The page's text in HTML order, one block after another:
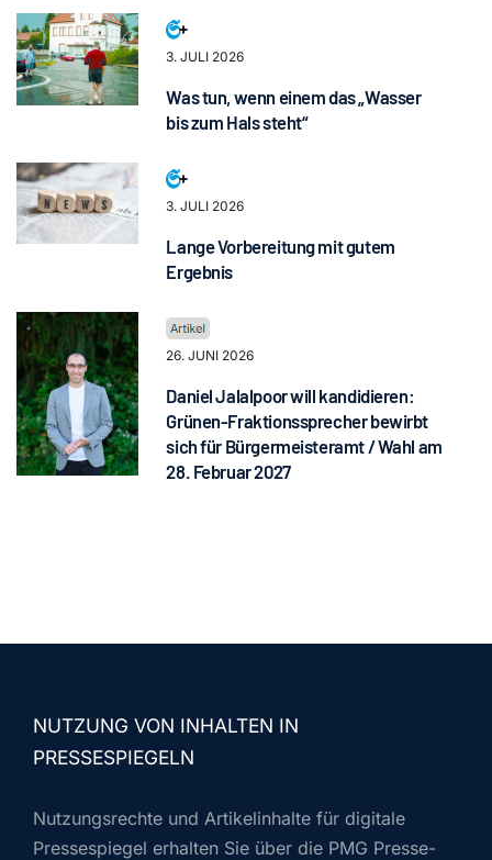
3. JULI 2026
Was tun, wenn einem das „Wasser
bis zum Hals steht“
3. JULI 2026
Lange Vorbereitung mit gutem
Ergebnis
26. JUNI 2026
Daniel Jalalpoor will kandidieren:
Grünen-Fraktionssprecher bewirbt
sich für Bürgermeisteramt / Wahl am
28. Februar 2027
NUTZUNG VON INHALTEN IN
PRESSESPIEGELN
Nutzungsrechte und Artikelinhalte für digitale
Pressespiegel erhalten Sie über die PMG Presse-